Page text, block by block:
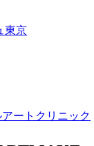
東京
ートクリニック